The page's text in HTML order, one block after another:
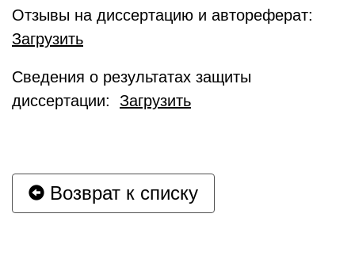
Отзывы на диссертацию и автореферат:
Загрузить
Сведения о результатах защиты
диссертации: Загрузить
Возврат к списку